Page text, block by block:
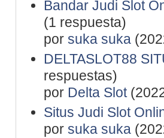
Bandar Judi Slot
(1 respuesta)
por suka suka
DELTASLOT88
respuestas)
por Delta Slot
Situs Judi Slot
por suka suka